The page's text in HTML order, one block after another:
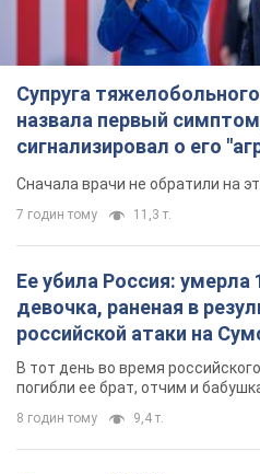
Супруга
назвала первый
сигнализировал о его
Сначала врачи не обратили на
7 годин тому 11,3 т.
Ее убила Россия: умерла
девочка, раненая в
российской атаки на
область. Фото
В тот день во время
погибли ее брат, отчим и
8 годин тому 9,4 т.